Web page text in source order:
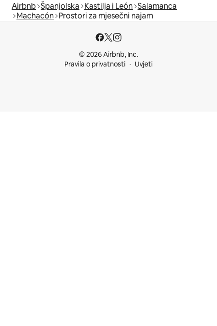
Airbnb Španjolska Kastilja i León Salamanca
Machacón Prostori za mjesečni najam
© 2026 Airbnb, Inc.
Pravila o privatnosti
Uvjeti